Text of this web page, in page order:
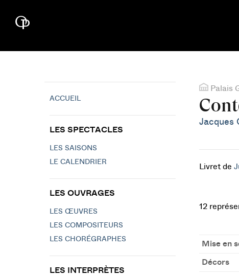
Palais
Jacques
Livret de
12
Mise en
Décors
ACCUEIL
LES SPECTACLES
LES SAISONS
LE CALENDRIER
LES OUVRAGES
LES ŒUVRES
LES COMPOSITEURS
LES CHORÉGRAPHES
LES INTERPRÈTES